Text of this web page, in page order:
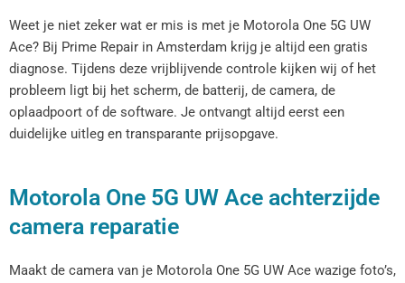
Weet je niet zeker wat er mis is met je Motorola One 5G UW
Ace? Bij Prime Repair in Amsterdam krijg je altijd een gratis
diagnose. Tijdens deze vrijblijvende controle kijken wij of het
probleem ligt bij het scherm, de batterij, de camera, de
oplaadpoort of de software. Je ontvangt altijd eerst een
duidelijke uitleg en transparante prijsopgave.
Motorola One 5G UW Ace achterzijde
camera reparatie
Maakt de camera van je Motorola One 5G UW Ace wazige foto’s,